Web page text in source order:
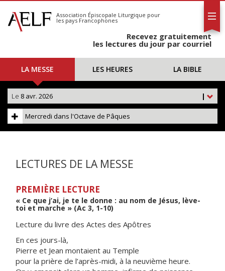
S'abonner
Calendrier
Association Épiscopale Liturgique pour
les pays Francophones
Recevez gratuitement
les lectures du jour par courriel
LA MESSE LES HEURES LA BIBLE
|
Le 8 avr. 2026
Mercredi dans l'Octave de Pâques
LECTURES DE LA MESSE
PREMIÈRE LECTURE
« Ce que j’ai, je te le donne : au nom de Jésus, lève-
toi et marche » (Ac 3, 1-10)
Lecture du livre des Actes des Apôtres
En ces jours-là,
Pierre et Jean montaient au Temple
pour la prière de l’après-midi, à la neuvième heure.